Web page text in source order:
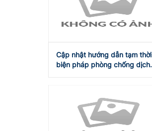
Cập nhật hướng dẫn tạm thời
biện pháp phòng chống dịch